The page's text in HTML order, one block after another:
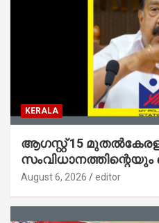
KERALA
ആഗസ്റ്റ് 15
സ്റ്റേഷനുകളുടെയും
August 6, 2026 editor